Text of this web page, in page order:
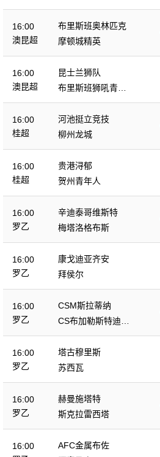
16:00
澳昆超
布里斯班奥林匹克
摩顿城精英
16:00
澳昆超
昆士兰狮队
布里斯班狮吼青年
队
16:00
桂超
河池挺立竞技
柳州龙城
16:00
桂超
贵港浔郁
贺州青年人
16:00
罗乙
辛迪泰哥维斯特
梅塔洛格布斯
16:00
罗乙
康戈迪亚齐安
拜侯尔
16:00
罗乙
CSM斯拉蒂纳
CS布加勒斯特迪纳
摩
16:00
罗乙
塔古穆里斯
苏西瓦
16:00
罗乙
赫曼施塔特
斯克拉雷西塔
16:00
AFC金属布佐